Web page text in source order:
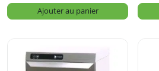
Ajouter au panier